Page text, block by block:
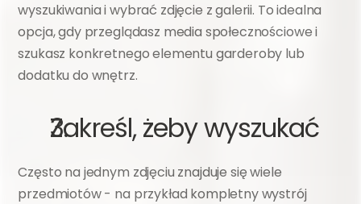
wyszukiwania i wybrać zdjęcie z galerii. To idealna
opcja, gdy przeglądasz media społecznościowe i
szukasz konkretnego elementu garderoby lub
dodatku do wnętrz.
Zakreśl, żeby wyszukać
Często na jednym zdjęciu znajduje się wiele
przedmiotów - na przykład kompletny wystrój